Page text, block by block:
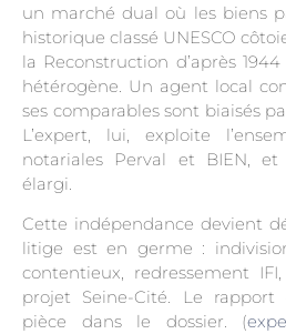
un marché dual où les biens
historique classé UNESCO
la Reconstruction d’après
hétérogène. Un agent local
ses comparables sont biaisés
L’expert, lui, exploite
notariales Perval et BIEN,
élargi.
Cette indépendance devient
litige est en germe :
contentieux, redressement
projet Seine-Cité. Le rapport
pièce dans le dossier. (